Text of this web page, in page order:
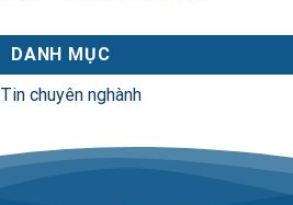
DANH MỤC
Tin chuyên nghành